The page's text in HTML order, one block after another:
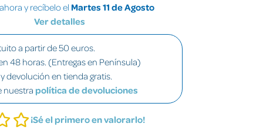
y recíbelo el Martes 11 de Agosto
Ver detalles
a partir de 50 euros.
48 horas. (Entregas en Península)
devolución en tienda gratis.
nuestra política de devoluciones
¡Sé el primero en valorarlo!